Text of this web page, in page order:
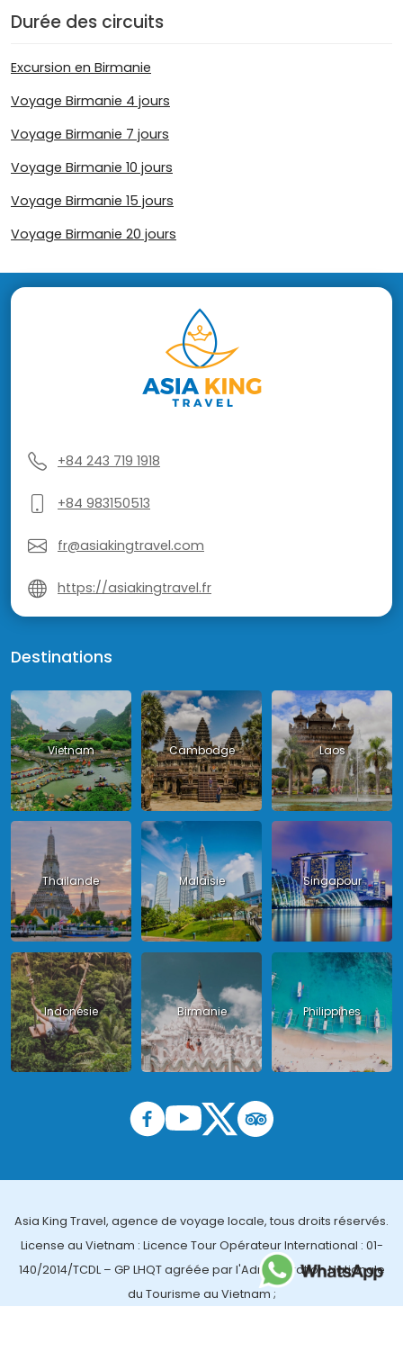
Durée des circuits
Excursion en Birmanie
Voyage Birmanie 4 jours
Voyage Birmanie 7 jours
Voyage Birmanie 10 jours
Voyage Birmanie 15 jours
Voyage Birmanie 20 jours
+84 243 719 1918
+84 983150513
fr@asiakingtravel.com
https://asiakingtravel.fr
Destinations
Vietnam Cambodge Laos
Thailande Malaisie Singapour
Indonésie Birmanie Philippines
Asia King Travel, agence de voyage locale, tous droits réservés.
License au Vietnam : Licence Tour Opérateur International : 01-
140/2014/TCDL – GP LHQT agréée par l'Administration Nationale
du Tourisme au Vietnam ;